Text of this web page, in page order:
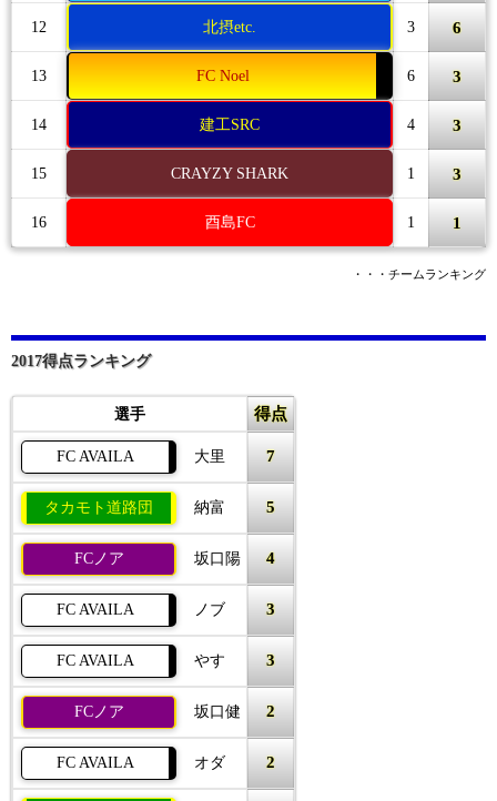
12 北摂etc. 3 6
13 FC Noel 6 3
14 建工SRC 4 3
15 CRAYZY SHARK 1 3
16 酉島FC 1 1
・・・チームランキング
2017得点ランキング
選手 得点
FC AVAILA 大里 7
タカモト道路団 納富 5
FCノア 坂口陽 4
FC AVAILA ノブ 3
FC AVAILA やす 3
FCノア 坂口健 2
FC AVAILA オダ 2